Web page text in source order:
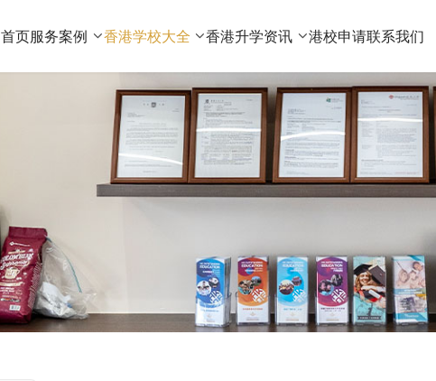
首页服务案例 香港学校大全 香港升学资讯 港校申请联系我们